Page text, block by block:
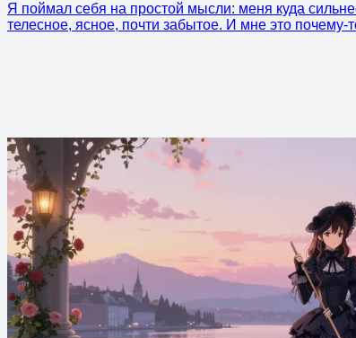
Я поймал себя на простой мысли: меня куда
телесное, ясное, почти забытое. И мне это почему-